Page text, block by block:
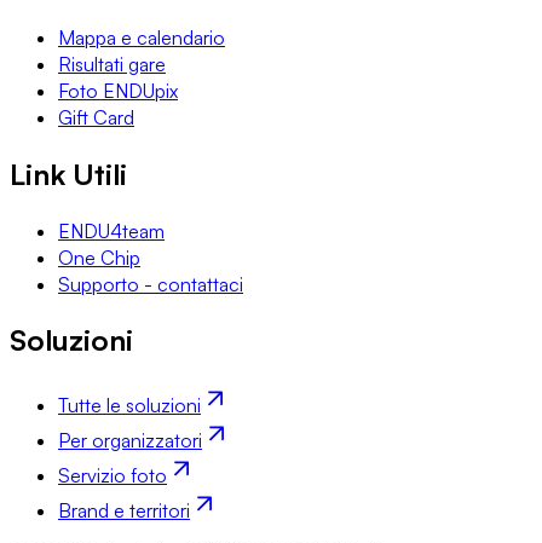
Mappa e calendario
Risultati gare
Foto ENDUpix
Gift Card
Link Utili
ENDU4team
One Chip
Supporto - contattaci
Soluzioni
Tutte le soluzioni
Per organizzatori
Servizio foto
Brand e territori